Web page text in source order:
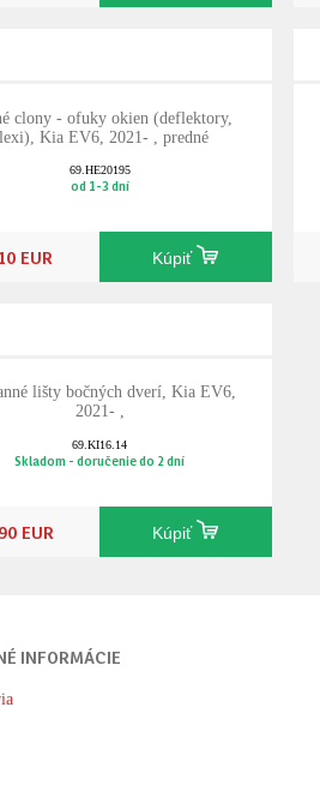
clony - ofuky okien (deflektory,
Kia EV6, 2021- , predné
69.HE20195
od 1-3 dní
EUR Kúpiť
lišty bočných dverí, Kia EV6,
2021- ,
69.KI16.14
Skladom - doručenie do 2 dní
EUR Kúpiť
INFORMÁCIE